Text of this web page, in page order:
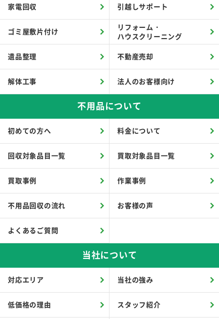
家電回収 引越しサポート
ゴミ屋敷片付け
リフォーム・
ハウスクリーニング
遺品整理 不動産売却
解体工事 法人のお客様向け
不用品について
初めての方へ 料金について
回収対象品目一覧 買取対象品目一覧
買取事例 作業事例
不用品回収の流れ お客様の声
よくあるご質問
当社について
対応エリア 当社の強み
低価格の理由 スタッフ紹介